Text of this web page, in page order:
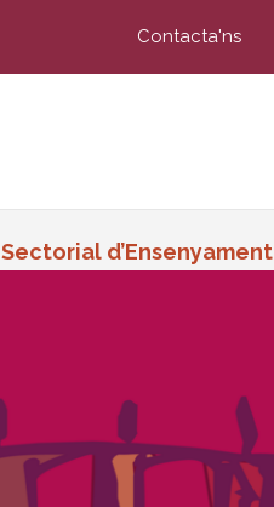
Contacta'ns
Sectorial d’Ensenyament